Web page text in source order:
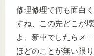
修理修理で何も面白
すね、この先どこが
よ、新車でしたらメ
ほどのことが無い限